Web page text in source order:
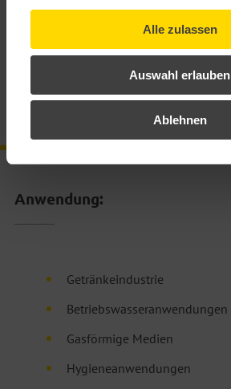
Alle zulassen
Auswahl erlauben
Ablehnen
Anwendung:
Getränkeindustrie
Betriebswasseranwendungen
Gasförmige Medien
Hygieneanwendungen